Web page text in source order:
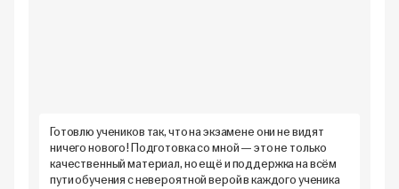
Готовлю учеников так, что на экзамене они не видят
ничего нового! Подготовка со мной — это не только
качественный материал, но ещё и поддержка на всём
пути обучения с невероятной верой в каждого ученика